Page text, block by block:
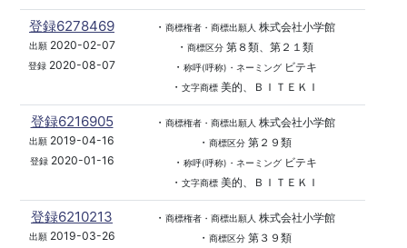
登録6278469
出願2020-02-07
登録 2020-08-07
・ 商標権者・商標出願人 株式会社小学館
・ 商標区分第８類、第２１類
・ 称呼(呼称)・ネーミングビテキ
・ 文字商標美的、ＢＩＴＥＫＩ
登録6216905
出願 2019-04-16
登録2020-01-16
・ 商標権者・商標出願人 株式会社小学館
・ 商標区分第２９類
・ 称呼(呼称)・ネーミングビテキ
・ 文字商標美的、ＢＩＴＥＫＩ
登録6210213
出願2019-03-26
・ 商標権者・商標出願人 株式会社小学館
・ 商標区分第３９類